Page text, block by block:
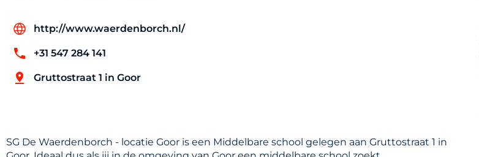
http://www.waerdenborch.nl/
+31 547 284 141
Gruttostraat 1 in Goor
SG De Waerdenborch - locatie Goor is een Middelbare school gelegen aan Gruttostraat 1 in